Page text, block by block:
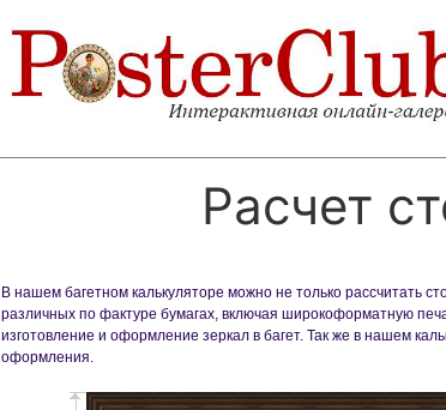
Расчет
В нашем багетном калькуляторе можно не только рассчитать
различных по фактуре бумагах, включая широкоформатную
изготовление и оформление зеркал в багет. Так же в нашем
оформления.